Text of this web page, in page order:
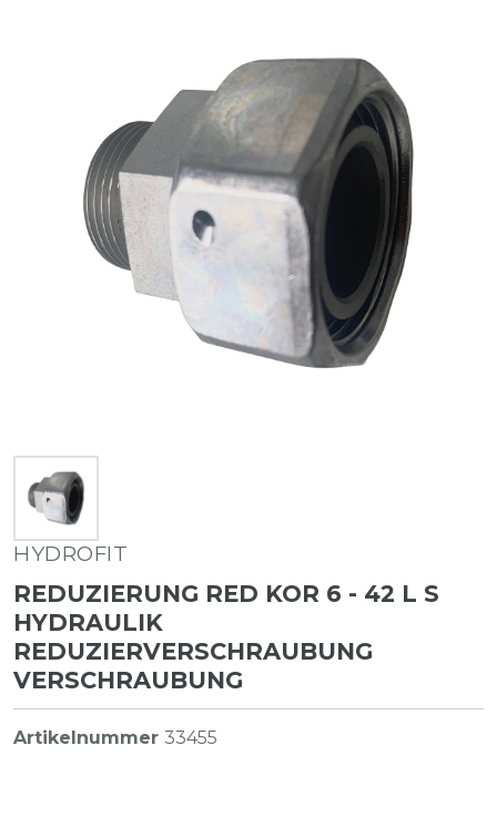
HYDROFIT
REDUZIERUNG RED KOR 6 - 42 L S
HYDRAULIK
REDUZIERVERSCHRAUBUNG
VERSCHRAUBUNG
Artikelnummer 33455